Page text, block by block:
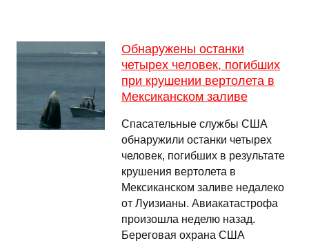
Обнаружены останки
четырех человек, погибших
при крушении вертолета в
Мексиканском заливе
Спасательные службы США
обнаружили останки четырех
человек, погибших в результате
крушения вертолета в
Мексиканском заливе недалеко
от Луизианы. Авиакатастрофа
произошла неделю назад.
Береговая охрана США